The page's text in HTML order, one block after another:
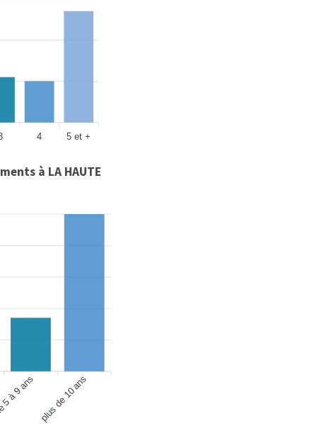
4 5 et +
à LA HAUTE
9 ans plus de 10 ans